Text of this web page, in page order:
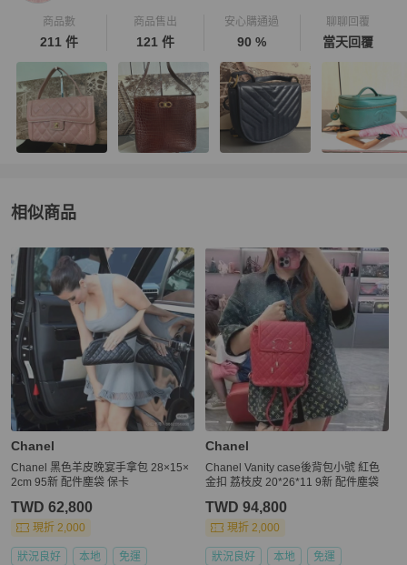
商品數
211 件
商品售出
121 件
安心購通過
90 %
聊聊回覆
當天回覆
相似商品
更多相似Chanel女包推薦精品
Chanel
Chanel 黑色羊皮晚宴手拿包 28×15×
2cm 95新 配件塵袋 保卡
TWD 62,800
現折 2,000
狀況良好 本地 免運
Chanel
Chanel Vanity case後背包小號 紅色
金扣 荔枝皮 20*26*11 9新 配件塵袋
TWD 94,800
現折 2,000
狀況良好 本地 免運